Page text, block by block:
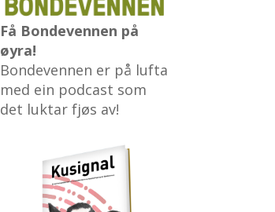
Få Bondevennen på
øyra!
Bondevennen er på lufta
med ein podcast som
det luktar fjøs av!